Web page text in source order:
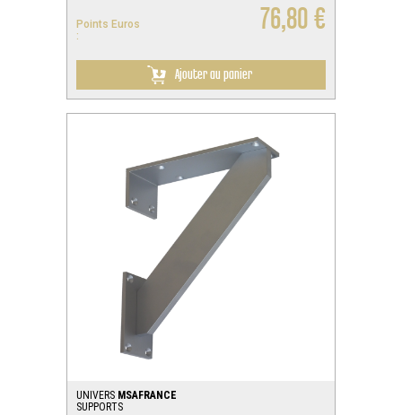
Points Euros
:
76,80 €
Ajouter au panier
UNIVERS MSAFRANCE
SUPPORTS